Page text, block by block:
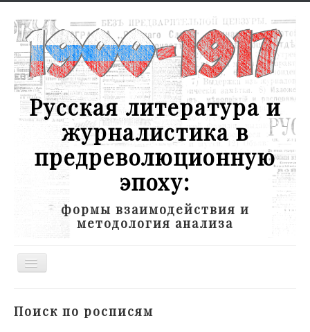
Русская литература и
журналистика в
предреволюционную
эпоху:
формы взаимодействия и
методология анализа
Toggle
Поиск по росписям